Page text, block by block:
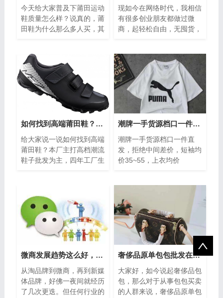
今天给大家普及下莆田运动
鞋质量怎么样？说真的，莆
田鞋为什么那么多人买，其
鞋。1 虚荣...
现如今在网络时代，我相信
有很多创业朋友都做过微
商，起轻松自由，无囤货，
找，今天我就来...
如何找到高端莆田鞋？具体在哪买的
给大家说一说如何找到高端
莆田鞋？本厂主打高档潮流
鞋子批发为主，四年工厂生
潮牌一手货源档口一件直发，拒绝中间差价
潮牌一手货源档口一件直
发，拒绝中间差价，短袖均
价35~55，上衣均价
微商发展趋势这么好，小白应该怎么做微商
从淘品牌到微商，再到新媒
体品牌，好佛一夜间就经历
了几次更迭。但任何行业的
奢侈品原单包包批发在哪里进货
大家好，如今说起奢侈品包
包，那么对于从事包包买卖
的人群来说，奢侈品原单包